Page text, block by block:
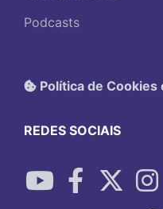
Podcasts
Política de Cookies
REDES SOCIAIS